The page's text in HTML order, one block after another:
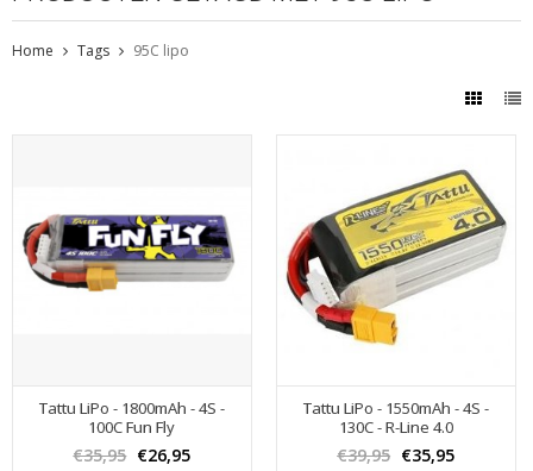
Home Tags 95C lipo
Tattu LiPo - 1800mAh - 4S -
100C Fun Fly
€35,95 €26,95
Tattu LiPo - 1550mAh - 4S -
130C - R-Line 4.0
€39,95 €35,95